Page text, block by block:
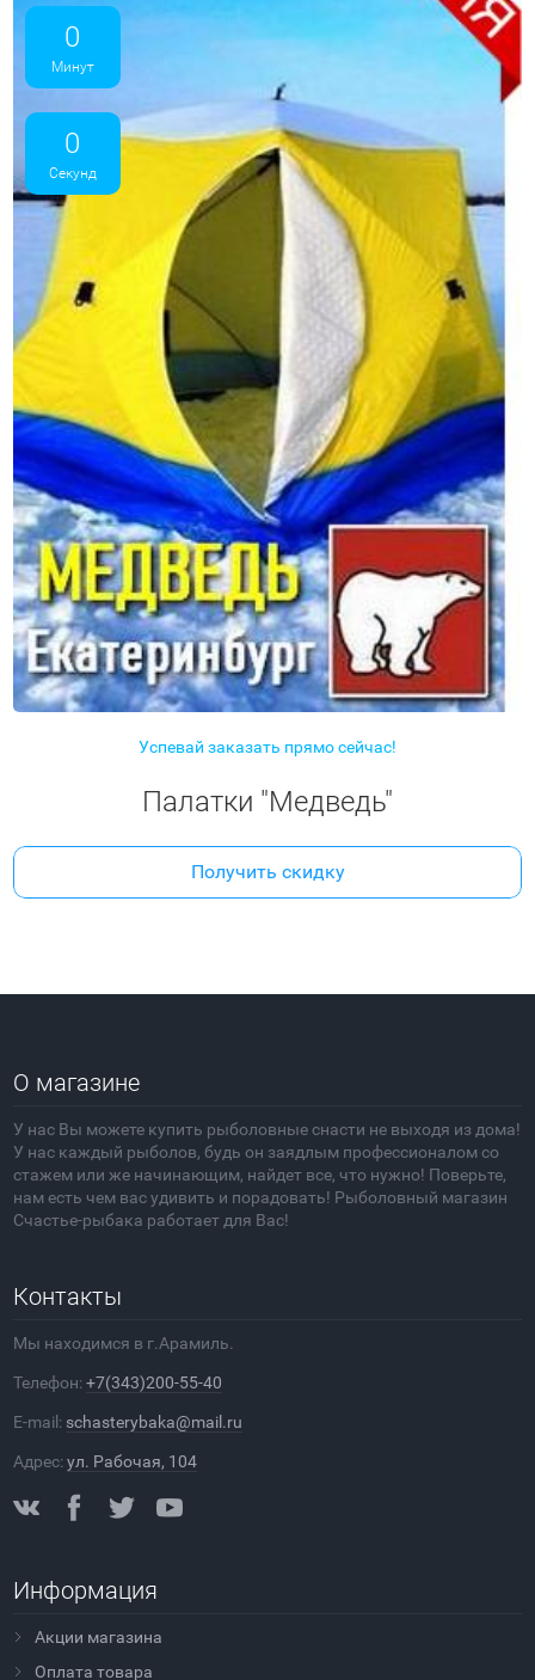
0
Минут
0
Секунд
Успевай заказать прямо сейчас!
Палатки "Медведь"
Получить скидку
О магазине
У нас Вы можете купить рыболовные снасти не выходя из дома!
У нас каждый рыболов, будь он заядлым профессионалом со
стажем или же начинающим, найдет все, что нужно! Поверьте,
нам есть чем вас удивить и порадовать! Рыболовный магазин
Счастье-рыбака работает для Вас!
Контакты
Мы находимся в г.Арамиль.
Телефон:+7(343)200-55-40
E-mail: schasterybaka@mail.ru
Адрес:ул. Рабочая, 104
Информация
Акции магазина
Оплата товара